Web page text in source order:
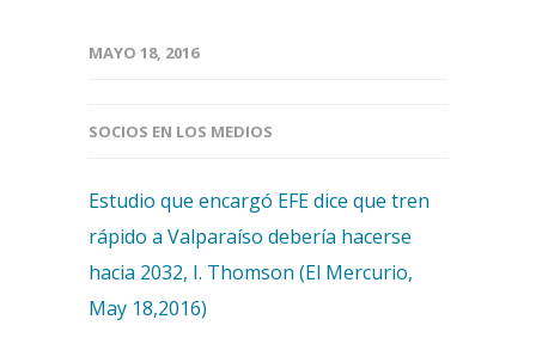
MAYO 18, 2016
SOCIOS EN LOS MEDIOS
Estudio que encargó EFE dice que tren
rápido a Valparaíso debería hacerse
hacia 2032, I. Thomson (El Mercurio,
May 18,2016)